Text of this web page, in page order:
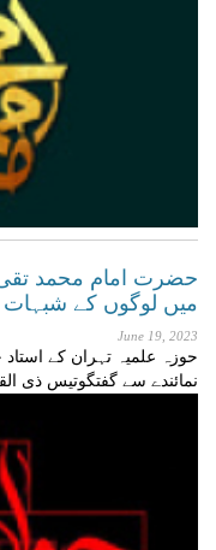
حضرت امام محمد تقی
میں لوگوں کے شبہات
June 19, 2023
حوزہ علمیہ تہران کے
نمائندے سے گفتگوتیس ذی